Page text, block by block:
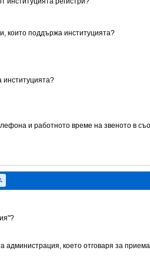
които поддържа институцията?
институцията?
и работното време на звеното в
администрация, което отговаря за